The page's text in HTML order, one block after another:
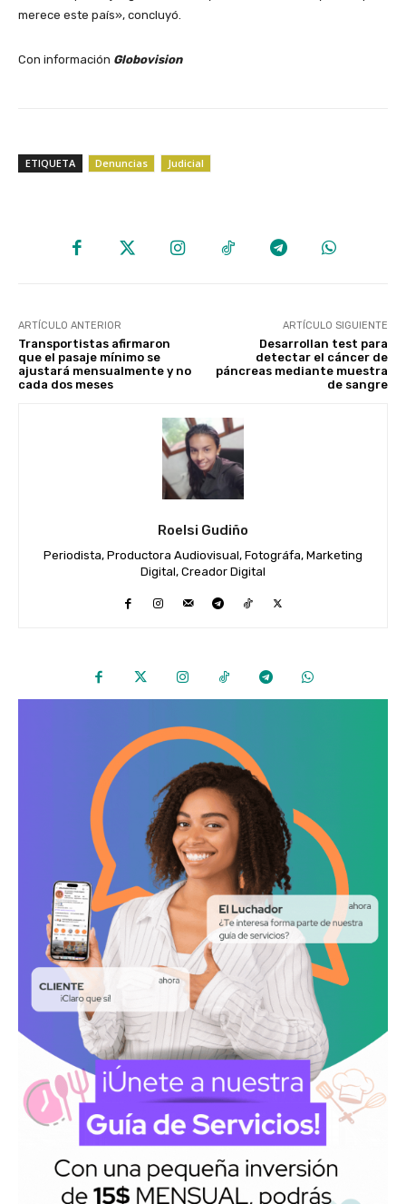
merece este país», concluyó.
Con información Globovision
ETIQUETA Denuncias Judicial
ARTÍCULO ANTERIOR
Transportistas afirmaron
que el pasaje mínimo se
ajustará mensualmente y no
cada dos meses
ARTÍCULO SIGUIENTE
Desarrollan test para
detectar el cáncer de
páncreas mediante muestra
de sangre
Roelsi Gudiño
Periodista, Productora Audiovisual, Fotográfa, Marketing
Digital, Creador Digital